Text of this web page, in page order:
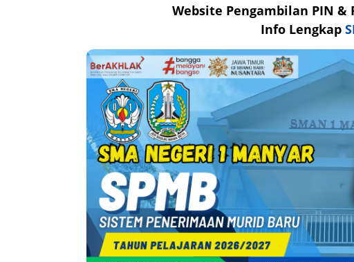
Website Pengambilan PIN &
Info Lengkap